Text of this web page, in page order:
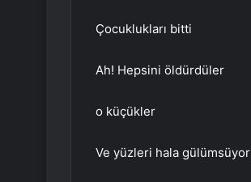
Çocuklukları bitti
Ah! Hepsini öldürdüler
o küçükler
Ve yüzleri hala gülümsüyor